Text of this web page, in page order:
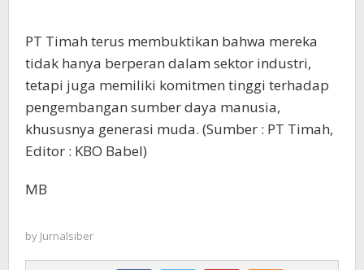
PT Timah terus membuktikan bahwa mereka
tidak hanya berperan dalam sektor industri,
tetapi juga memiliki komitmen tinggi terhadap
pengembangan sumber daya manusia,
khususnya generasi muda. (Sumber : PT Timah,
Editor : KBO Babel)
MB
by Jurnalsiber